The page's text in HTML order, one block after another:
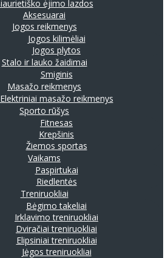
ėjimo lazdos
Aksesuarai
Jogos reikmenys
Jogos kilimėliai
Jogos plytos
Stalo ir lauko žaidimai
Smiginis
Masažo reikmenys
Elektriniai masažo reikmenys
Sporto rūšys
Fitnesas
Krepšinis
Žiemos sportas
Vaikams
Paspirtukai
Riedlentės
Treniruokliai
Bėgimo takeliai
Irklavimo treniruokliai
Dviračiai treniruokliai
Elipsiniai treniruokliai
Jėgos treniruokliai